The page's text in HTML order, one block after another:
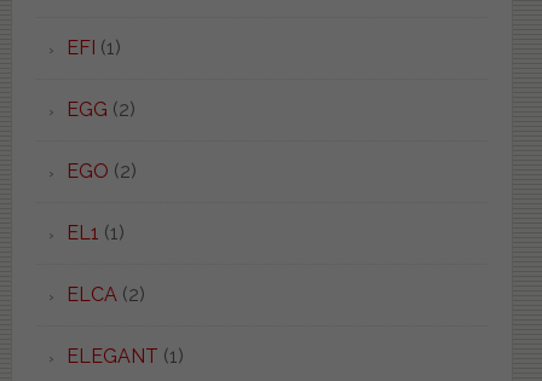
EFI (1)
EGG (2)
EGO (2)
EL1 (1)
ELCA(2)
ELEGANT (1)